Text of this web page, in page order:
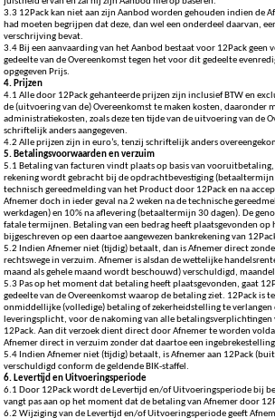
3.3 12Pack kan niet aan zijn Aanbod worden gehouden indien de
had moeten begrijpen dat deze, dan wel een onderdeel daarvan,
verschrijving bevat.
3.4 Bij een aanvaarding van het Aanbod bestaat voor 12Pack
gedeelte van de Overeenkomst tegen het voor dit gedeelte
opgegeven Prijs.
4. Prijzen
4.1 Alle door 12Pack gehanteerde prijzen zijn inclusief BTW en
de (uitvoering van de) Overeenkomst te maken kosten, daaronder
administratiekosten, zoals deze ten tijde van de uitvoering van de
schriftelijk anders aangegeven.
4.2 Alle prijzen zijn in euro’s, tenzij schriftelijk anders
5. Betalingsvoorwaarden en verzuim
5.1 Betaling van facturen vindt plaats op basis van
rekening wordt gebracht bij de opdrachtbevestiging (betaaltermijn
technisch gereedmelding van het Product door 12Pack en na
Afnemer doch in ieder geval na 2 weken na de technische
werkdagen) en 10% na aflevering (betaaltermijn 30 dagen). De
fatale termijnen. Betaling van een bedrag heeft plaatsgevonden
bijgeschreven op een daartoe aangewezen bankrekening van
5.2 Indien Afnemer niet (tijdig) betaalt, dan is Afnemer direct
rechtswege in verzuim. Afnemer is alsdan de wettelijke
maand als gehele maand wordt beschouwd) verschuldigd,
5.3 Pas op het moment dat betaling heeft plaatsgevonden, gaat
gedeelte van de Overeenkomst waarop de betaling ziet. 12Pack is
onmiddellijke (volledige) betaling of zekerheidstelling te
leveringsplicht, voor de nakoming van alle betalingsverplichtingen
12Pack. Aan dit verzoek dient direct door Afnemer te worden
Afnemer direct in verzuim zonder dat daartoe een
5.4 Indien Afnemer niet (tijdig) betaalt, is Afnemer aan 12Pack
verschuldigd conform de geldende BIK-staffel.
6. Levertijd en Uitvoeringsperiode
6.1 Door 12Pack wordt de Levertijd en/of Uitvoeringsperiode bij
vangt pas aan op het moment dat de betaling van Afnemer door
6.2 Wijziging van de Levertijd en/of Uitvoeringsperiode geeft